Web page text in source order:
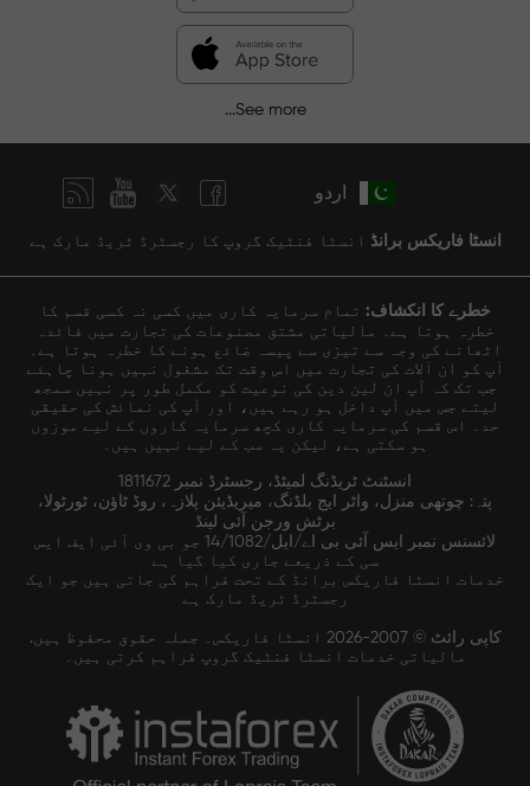
See more...
اردو
انسٹا فاریکس برانڈ انسٹا فنٹیک گروپ کا رجسٹرڈ ٹریڈ مارک ہے
خطرے کا انکشاف: تمام سرمایہ کاری میں کسی نہ کسی قسم کا
خطرہ ہوتا ہے۔ مالیاتی مشتق مصنوعات کی تجارت میں فائدہ
اٹھانے کی وجہ سے تیزی سے پیسہ ضائع ہونے کا خطرہ ہوتا ہے۔
آپ کو ان آلات کی تجارت میں اس وقت تک مشغول نہیں ہونا چاہئے
جب تک کہ آپ ان لین دین کی نوعیت کو مکمل طور پر نہیں سمجھ
لیتے جس میں آپ داخل ہو رہے ہیں، اور آپ کی نمائش کی حقیقی
حد۔ اس قسم کی سرمایہ کاری کچھ سرمایہ کاروں کے لیے موزوں
ہو سکتی ہے، لیکن یہ سب کے لیے نہیں ہیں۔
انسٹنٹ ٹریڈنگ لمیٹڈ، رجسٹرڈ نمبر 1811672
پتہ: چوتھی منزل، واٹر ایج بلڈنگ، میریڈیئن پلازہ، روڈ ٹاؤن، ٹورٹولا،
برٹش ورجن آئی لینڈ
لائسنس نمبر ایس آئی بی اے/ایل/14/1082 جو بی وی آئی ایف ایس
سی کے ذریعے جاری کیا گیا ہے
خدمات انسٹا فاریکس برانڈ کے تحت فراہم کی جاتی ہیں جو ایک
رجسٹرڈ ٹریڈ مارک ہے
کاپی رائٹ © 2007-2026 انسٹا فاریکس۔ جملہ حقوق محفوظ ہیں.
مالیاتی خدمات انسٹا فنٹیک گروپ فراہم کرتی ہیں۔